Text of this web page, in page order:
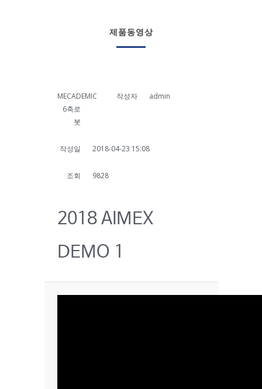
제품동영상
MECADEMIC
6축로
봇
작성자 admin
작성일 2018-04-23 15:08
조회 9828
2018 AIMEX
DEMO 1